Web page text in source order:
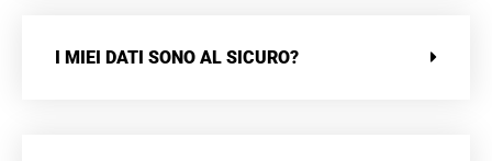
I MIEI DATI SONO AL SICURO?